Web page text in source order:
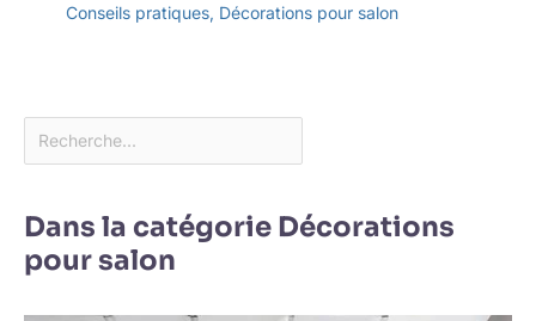
Conseils pratiques, Décorations pour salon
Dans la catégorie Décorations
pour salon